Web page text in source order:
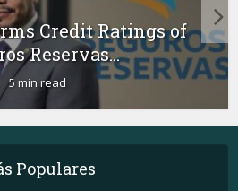
Credit Ratings of
Reservas...
5 min read
Populares